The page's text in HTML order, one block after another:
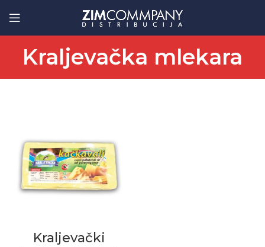
Kraljevačka mlekara
Kraljevački